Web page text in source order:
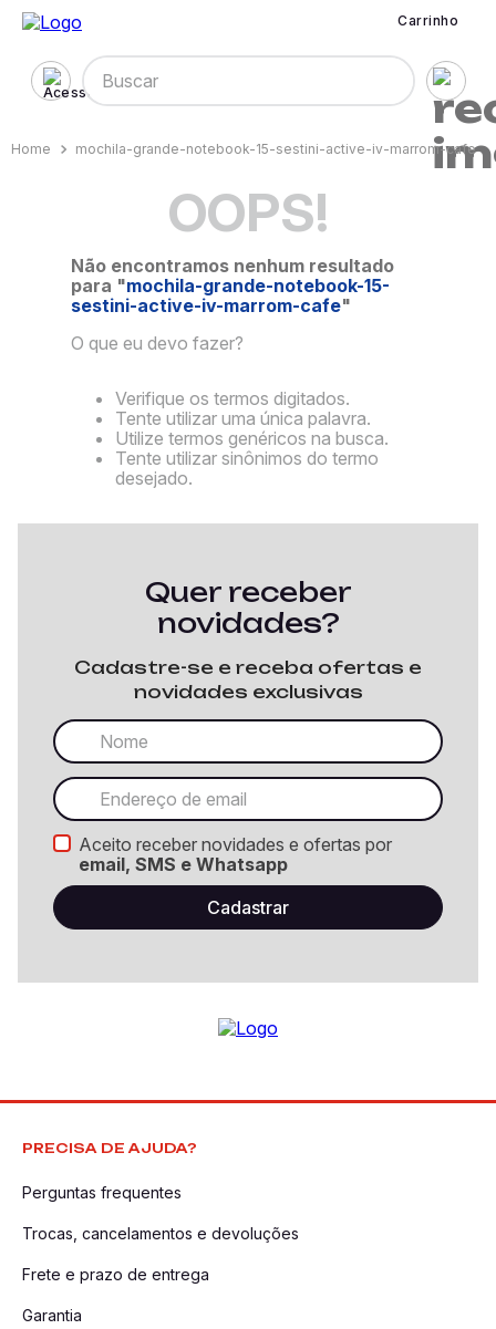
Carrinho
Buscar
mochila-grande-notebook-15-sestini-active-iv-marrom-cafe
OOPS!
Não encontramos nenhum resultado
para "mochila-grande-notebook-15-
sestini-active-iv-marrom-cafe"
O que eu devo fazer?
Verifique os termos digitados.
Tente utilizar uma única palavra.
Utilize termos genéricos na busca.
Tente utilizar sinônimos do termo
desejado.
Quer receber
novidades?
Cadastre-se e receba ofertas e
novidades exclusivas
Aceito receber novidades e ofertas por
email, SMS e Whatsapp
PRECISA DE AJUDA?
Perguntas frequentes
Trocas, cancelamentos e devoluções
Frete e prazo de entrega
Garantia